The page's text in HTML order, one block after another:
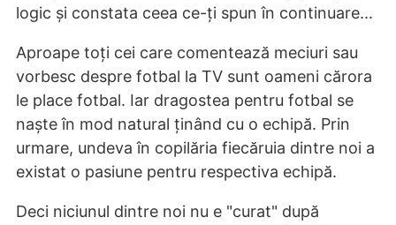
logic și constata ceea ce-ți spun în continuare...
Aproape toți cei care comentează meciuri sau
vorbesc despre fotbal la TV sunt oameni cărora
le place fotbal. Iar dragostea pentru fotbal se
naște în mod natural ținând cu o echipă. Prin
urmare, undeva în copilăria fiecăruia dintre noi a
existat o pasiune pentru respectiva echipă.
Deci niciunul dintre noi nu e "curat" după